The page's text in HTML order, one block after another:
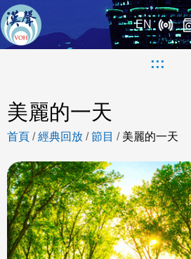
EN
:::
美麗的一天
首頁 /經典回放 /節目 / 美麗的一天